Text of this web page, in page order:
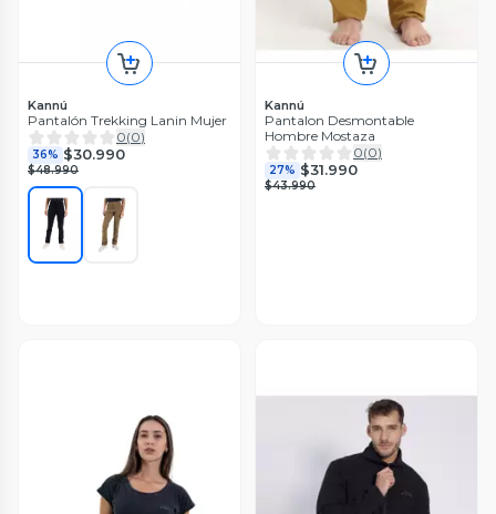
Kannú
Pantalón Trekking Lanin Mujer
0(0)
36% $30.990
$48.990
Kannú
Pantalon Desmontable
Hombre Mostaza
0(0)
27% $31.990
$43.990